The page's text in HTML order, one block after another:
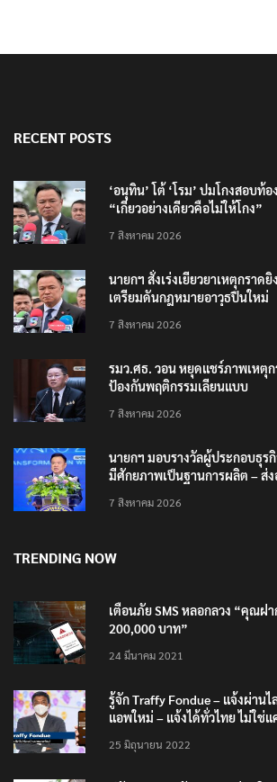
RECENT POSTS
‘อนุทิน’ โต้ ‘โรม’ ปมโกงสอบท้
“เกี่ยวอย่างเดียวคือไม่ให้โกง”
7 สิงหาคม 2026
นายกฯ สั่งเร่งเยียวยาเหตุกราด
เตรียมดันกฎหมายอาวุธปืนใหม่
7 สิงหาคม 2026
รมว.ศธ. วอน หยุดแชร์ภาพเหตุก
ป้องกันพฤติกรรมเลียนแบบ
7 สิงหาคม 2026
นายกฯ มอบรางวัลผู้ประกอบธุร
มีศักยภาพเป็นฐานการผลิต – ส่
7 สิงหาคม 2026
TRENDING NOW
เตือนภัย SMS หลอกลวง “คุณฝา
200,000 บาท”
24 มีนาคม 2021
รู้จัก Traffy Fondue – แจ้งผ่าน
แอพใหม่ – แจ้งได้ทั่วไทย ไม่ใช่แ
25 มิถุนายน 2022